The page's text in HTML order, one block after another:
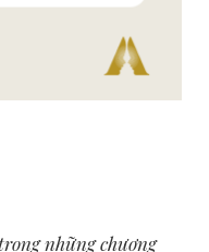
những chương